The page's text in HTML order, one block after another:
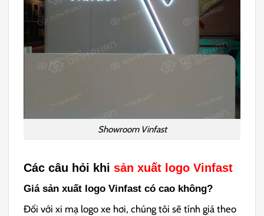
Showroom Vinfast
Các câu hỏi khisản xuất logo Vinfast
Giá sản xuất logo Vinfast có cao không?
Đối với xi mạ logo xe hơi, chúng tôi sẽ tính giá theo